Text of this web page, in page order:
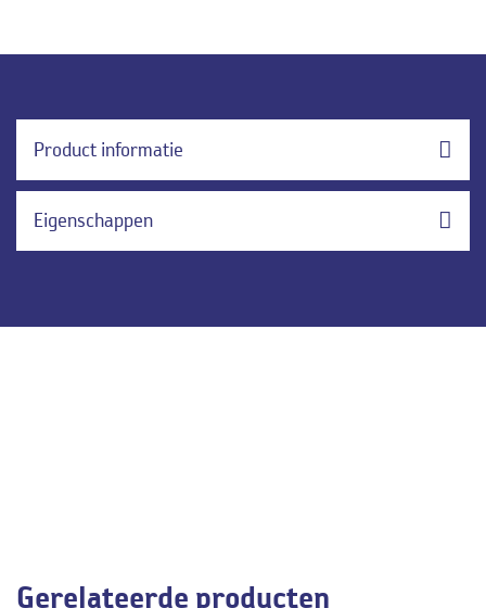
Product informatie
Eigenschappen
Gerelateerde producten